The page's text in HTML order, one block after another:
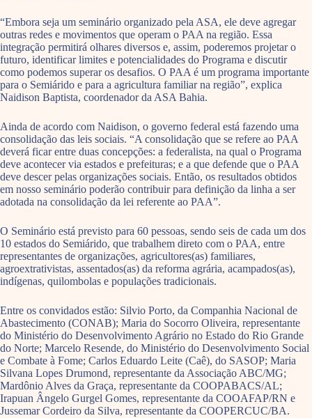
“Embora seja um seminário organizado pela ASA, ele deve agregar
outras redes e movimentos que operam o PAA na região. Essa
integração permitirá olhares diversos e, assim, poderemos projetar o
futuro, identificar limites e potencialidades do Programa e discutir
como podemos superar os desafios. O PAA é um programa importante
para o Semiárido e para a agricultura familiar na região”, explica
Naidison Baptista, coordenador da ASA Bahia.
Ainda de acordo com Naidison, o governo federal está fazendo uma
consolidação das leis sociais. “A consolidação que se refere ao PAA
deverá ficar entre duas concepções: a federalista, na qual o Programa
deve acontecer via estados e prefeituras; e a que defende que o PAA
deve descer pelas organizações sociais. Então, os resultados obtidos
em nosso seminário poderão contribuir para definição da linha a ser
adotada na consolidação da lei referente ao PAA”.
O Seminário está previsto para 60 pessoas, sendo seis de cada um dos
10 estados do Semiárido, que trabalhem direto com o PAA, entre
representantes de organizações, agricultores(as) familiares,
agroextrativistas, assentados(as) da reforma agrária, acampados(as),
indígenas, quilombolas e populações tradicionais.
Entre os convidados estão: Silvio Porto, da Companhia Nacional de
Abastecimento (CONAB); Maria do Socorro Oliveira, representante
do Ministério do Desenvolvimento Agrário no Estado do Rio Grande
do Norte; Marcelo Resende, do Ministério do Desenvolvimento Social
e Combate à Fome; Carlos Eduardo Leite (Caê), do SASOP; Maria
Silvana Lopes Drumond, representante da Associação ABC/MG;
Mardônio Alves da Graça, representante da COOPABACS/AL;
Irapuan Ângelo Gurgel Gomes, representante da COOAFAP/RN e
Jussemar Cordeiro da Silva, representante da COOPERCUC/BA.